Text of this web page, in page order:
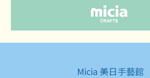
Micia 美日手藝館